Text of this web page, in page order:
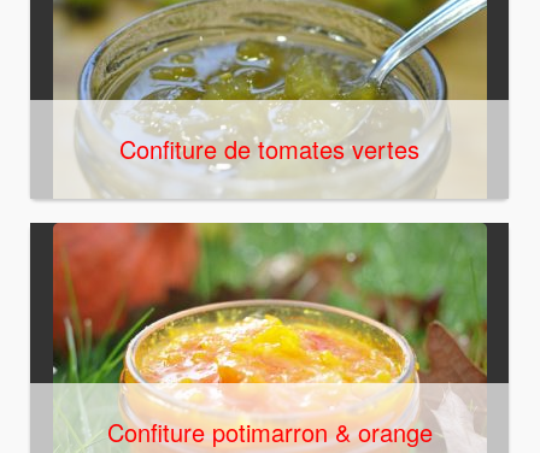
Confiture de tomates vertes
Confiture potimarron & orange